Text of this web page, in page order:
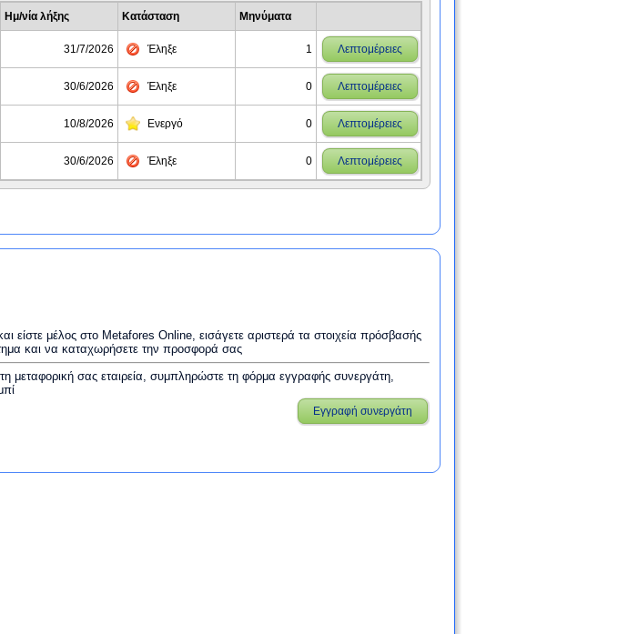
Ημ/νία λήξης Κατάσταση Μηνύματα
31/7/2026 Έληξε 1 Λεπτομέρειες
30/6/2026 Έληξε 0 Λεπτομέρειες
10/8/2026 Ενεργό 0 Λεπτομέρειες
30/6/2026 Έληξε 0 Λεπτομέρειες
είστε μέλος στο Metafores Online, εισάγετε αριστερά τα στοιχεία πρόσβασής
και να καταχωρήσετε την προσφορά σας
μεταφορική σας εταιρεία, συμπληρώστε τη φόρμα εγγραφής συνεργάτη,
Εγγραφή συνεργάτη